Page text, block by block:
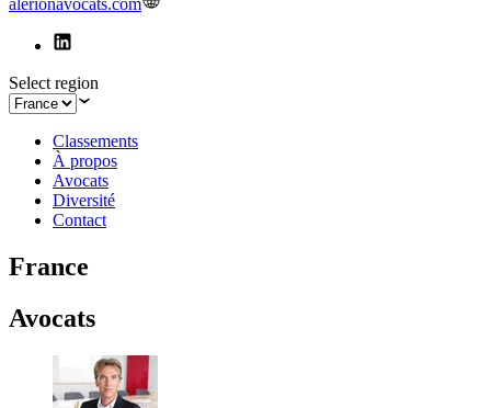
alerionavocats.com
Select region
Classements
À propos
Avocats
Diversité
Contact
France
Avocats